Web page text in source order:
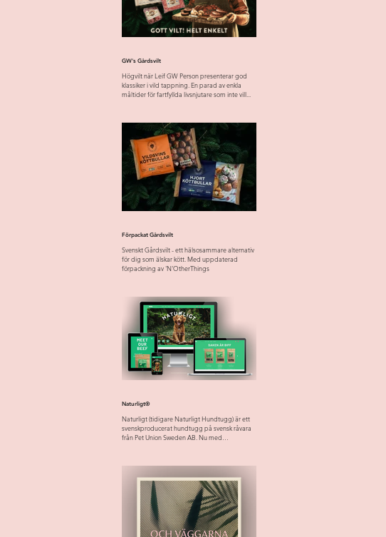
GW's Gårdsvilt
Högvilt när Leif GW Person presenterar god
klassiker i vild tappning. En parad av enkla
måltider för fartfyllda livsnjutare som inte vill...
Förpackat Gårdsvilt
Svenskt Gårdsvilt - ett hälsosammare alternativ
för dig som älskar kött. Med uppdaterad
förpackning av 'N'OtherThings
Naturligt®
Naturligt (tidigare Naturligt Hundtugg) är ett
svenskproducerat hundtugg på svensk råvara
från Pet Union Sweden AB. Nu med